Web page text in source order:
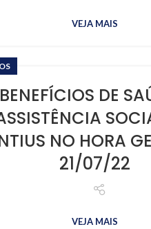
VEJA MAIS
BENEFÍCIOS DE
NO HORA
21/07/22
VEJA MAIS